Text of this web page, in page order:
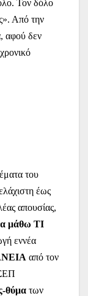
Τον δόλο
Από την
αφού δεν
του
έως
απουσίας,
μάθω ΤΙ
εννέα
από τον
θύμα των